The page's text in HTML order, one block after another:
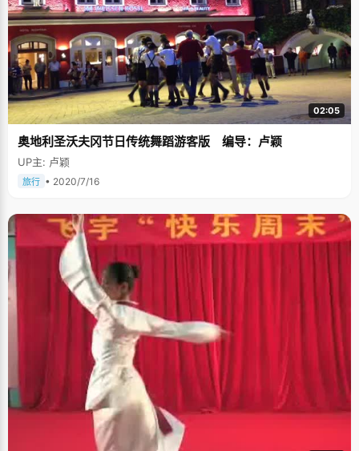
02:05
奥地利圣沃夫冈节日传统舞蹈游客版 编导：卢颖
UP主: 卢颖
旅行 • 2020/7/16